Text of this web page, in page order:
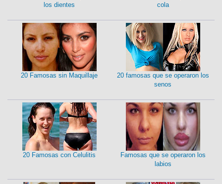
los dientes
cola
20 Famosas sin Maquillaje
20 famosas que se operaron los
senos
20 Famosas con Celulitis
Famosas que se operaron los
labios